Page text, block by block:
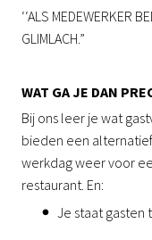
‘‘ALS MEDEWERKER
GLIMLACH.”
WAT GA JE DAN
Bij ons leer je wat
bieden een
werkdag weer voor
restaurant. En:
Je staat gasten